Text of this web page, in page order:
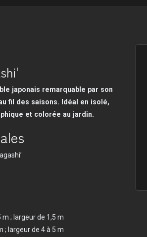
japonais remarquable par son
fil des saisons. Idéal en isolé,
et colorée au jardin.
m ; largeur de 1,5 m
; largeur de 4 à 5 m